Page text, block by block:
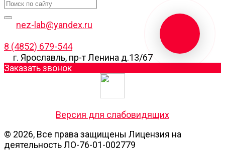
nez-lab@yandex.ru
8 (4852) 679-544
г. Ярославль, пр-т Ленина д.13/67
Заказать звонок
Версия для слабовидящих
© 2026, Все права защищены Лицензия на
деятельность ЛО-76-01-002779